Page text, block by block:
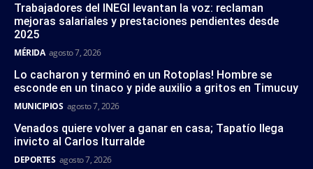
Trabajadores del INEGI levantan la voz: reclaman
mejoras salariales y prestaciones pendientes desde
2025
MÉRIDA agosto 7, 2026
Lo cacharon y terminó en un Rotoplas! Hombre se
esconde en un tinaco y pide auxilio a gritos en Timucuy
MUNICIPIOS agosto 7, 2026
Venados quiere volver a ganar en casa; Tapatío llega
invicto al Carlos Iturralde
DEPORTES agosto 7, 2026